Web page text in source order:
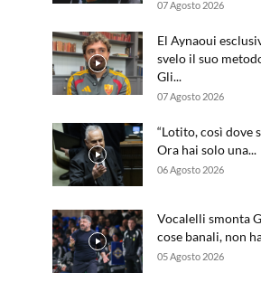
07 Agosto 2026
El Aynaoui
svelo il suo
Gli...
07 Agosto 2026
“Lotito, così dove
Ora hai solo una...
06 Agosto 2026
Vocalelli smonta
cose banali, non
05 Agosto 2026